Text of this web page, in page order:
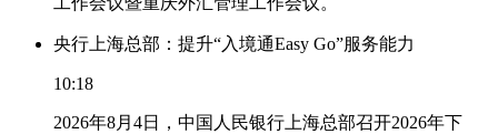
央行上海总部：提升“入境通Easy Go”服务能力
10:18
2026年8月4日，中国人民银行上海总部召开2026年下